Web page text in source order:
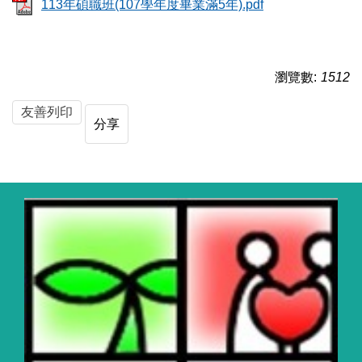
113年碩職班(107學年度畢業滿5年).pdf
瀏覽數: 1512
友善列印
分享